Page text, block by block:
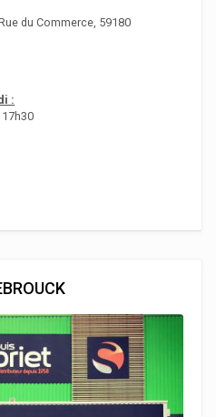
du Commerce, 59180
: